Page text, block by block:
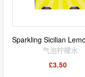
Sparkling Sicilian
气泡柠檬水
£3.50